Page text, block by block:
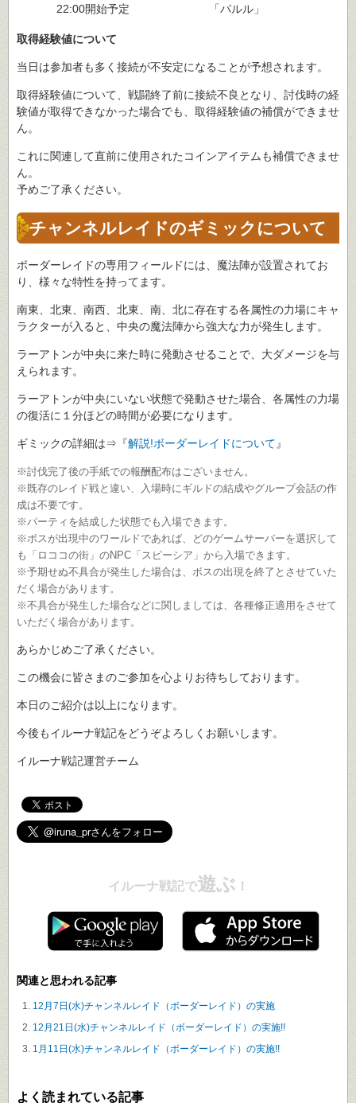
22:00開始予定
「パルル」
取得経験値について
当日は参加者も多く接続が不安定になることが予想されます。
取得経験値について、戦闘終了前に接続不良となり、討伐時の経
験値が取得できなかった場合でも、取得経験値の補償ができませ
ん。
これに関連して直前に使用されたコインアイテムも補償できませ
ん。
予めご了承ください。
チャンネルレイドのギミックについて
ボーダーレイドの専用フィールドには、魔法陣が設置されてお
り、様々な特性を持ってます。
南東、北東、南西、北東、南、北に存在する各属性の力場にキャ
ラクターが入ると、中央の魔法陣から強大な力が発生します。
ラーアトンが中央に来た時に発動させることで、大ダメージを与
えられます。
ラーアトンが中央にいない状態で発動させた場合、各属性の力場
の復活に１分ほどの時間が必要になります。
ギミックの詳細は⇒『解説!ボーダーレイドについて 』
※討伐完了後の手紙での報酬配布はございません。
※既存のレイド戦と違い、入場時にギルドの結成やグループ会話の作
成は不要です。
※パーティを結成した状態でも入場できます。
※ボスが出現中のワールドであれば、どのゲームサーバーを選択して
も「ロココの街」のNPC「スピーシア」から入場できます。
※予期せぬ不具合が発生した場合は、ボスの出現を終了とさせていた
だく場合があります。
※不具合が発生した場合などに関しましては、各種修正適用をさせて
いただく場合があります。
あらかじめご了承ください。
この機会に皆さまのご参加を心よりお待ちしております。
本日のご紹介は以上になります。
今後もイルーナ戦記をどうぞよろしくお願いします。
イルーナ戦記運営チーム
イルーナ戦記で遊ぶ
関連と思われる記事
12月7日(水)チャンネルレイド（ボーダーレイド）の実施
12月21日(水)チャンネルレイド（ボーダーレイド）の実施!!
1月11日(水)チャンネルレイド（ボーダーレイド）の実施!!
よく読まれている記事